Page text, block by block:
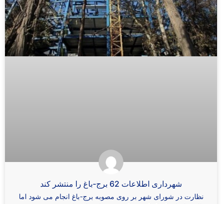
شهرداری اطلاعات 62 برج-باغ را منتشر کند
نظارت در شورای شهر بر روی مصوبه برج-باغ انجام می شود اما